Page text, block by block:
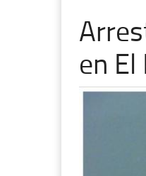
en El